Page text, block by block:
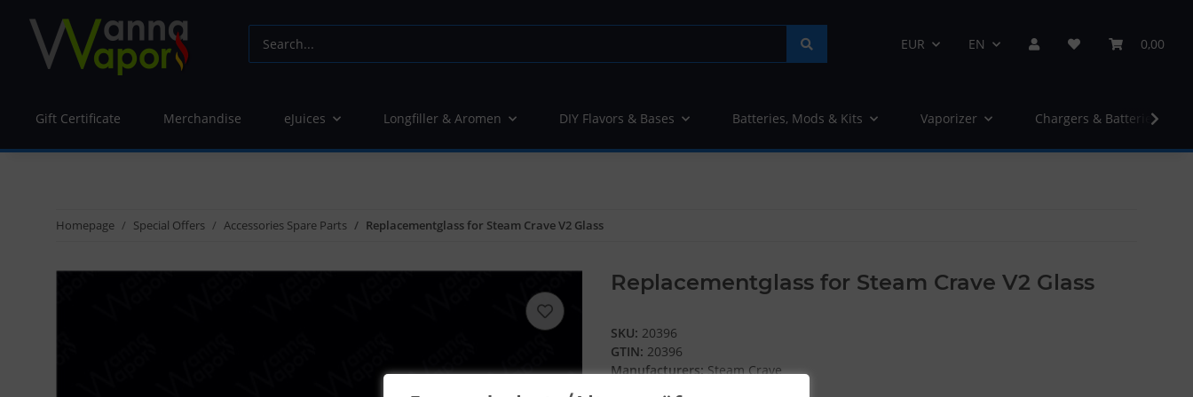
EUR EN 0,00
Gift Certificate Merchandise eJuices Longfiller & Aromen DIY Flavors & Bases Batteries, Mods & Kits Vaporizer Chargers & Batteries
Homepage Special Offers Accessories Spare Parts Replacementglass for Steam Crave V2 Glass
Replacementglass for Steam Crave V2 Glass
SKU: 20396
GTIN: 20396
Manufacturers: Steam Crave